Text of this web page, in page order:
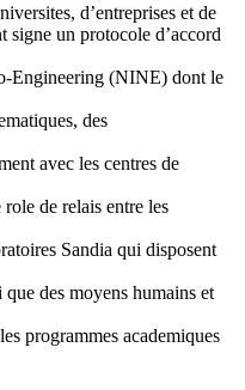
d’entreprises et de
signe un protocole d’accord
Engineering (NINE) dont le
des
avec les centres de
de relais entre les
Sandia qui disposent
des moyens humains et
programmes academiques